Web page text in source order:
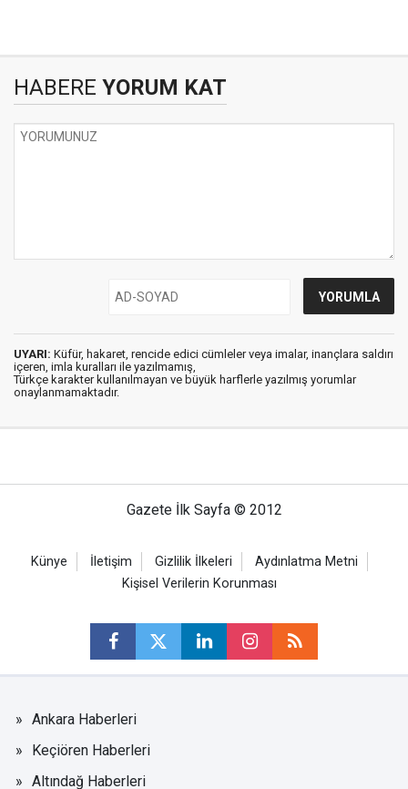
HABERE YORUM KAT
UYARI: Küfür, hakaret, rencide edici cümleler veya imalar, inançlara saldırı
içeren, imla kuralları ile yazılmamış,
Türkçe karakter kullanılmayan ve büyük harflerle yazılmış yorumlar
onaylanmamaktadır.
Gazete İlk Sayfa © 2012
Künye İletişim Gizlilik İlkeleri
Aydınlatma Metni
Kişisel Verilerin Korunması
Ankara Haberleri
Keçiören Haberleri
Altındağ Haberleri